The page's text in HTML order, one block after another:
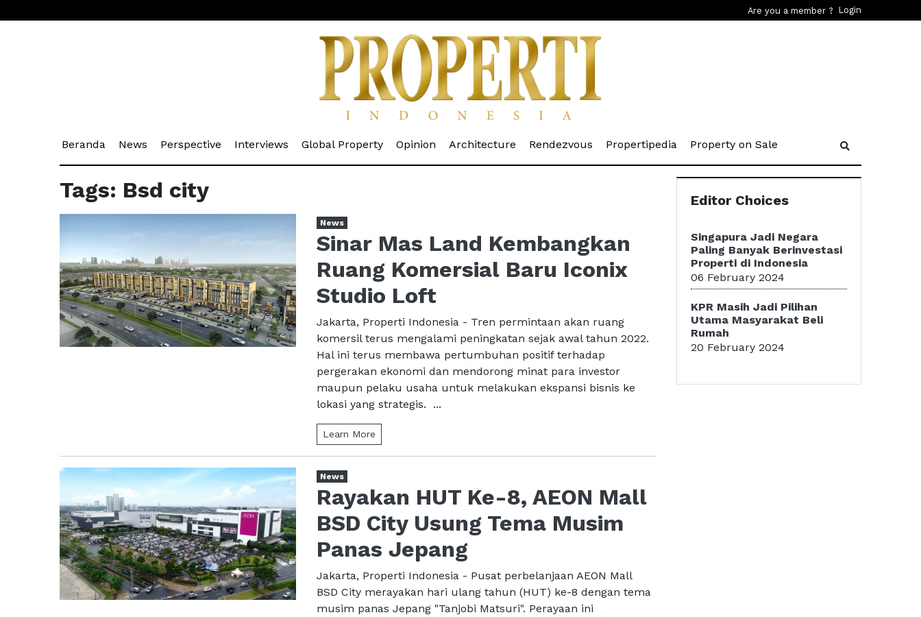
Are you a member ? Login
Beranda (current)
News (current)
Perspective (current)
Interviews (current)
Global Property(current)
Opinion (current)
Architecture (current)
Rendezvous (current)
Propertipedia (current)
Property on Sale
Tags: Bsd city
News
Sinar Mas Land Kembangkan
Ruang Komersial Baru Iconix
Studio Loft
Jakarta, Properti Indonesia - Tren permintaan akan ruang
komersil terus mengalami peningkatan sejak awal tahun 2022.
Hal ini terus membawa pertumbuhan positif terhadap
pergerakan ekonomi dan mendorong minat para investor
maupun pelaku usaha untuk melakukan ekspansi bisnis ke
lokasi yang strategis. ...
Learn More
News
Rayakan HUT Ke-8, AEON Mall
BSD City Usung Tema Musim
Panas Jepang
Jakarta, Properti Indonesia - Pusat perbelanjaan AEON Mall
BSD City merayakan hari ulang tahun (HUT) ke-8 dengan tema
musim panas Jepang "Tanjobi Matsuri". Perayaan ini
Editor Choices
Singapura Jadi Negara
Paling Banyak Berinvestasi
Properti di Indonesia
06 February 2024
KPR Masih Jadi Pilihan
Utama Masyarakat Beli
Rumah
20 February 2024